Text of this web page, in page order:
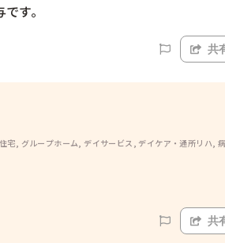
す。
共
宅, グループホーム, デイサービス, デイケア・通所リハ,
共